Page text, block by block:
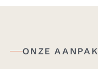
ONZE AANPAK